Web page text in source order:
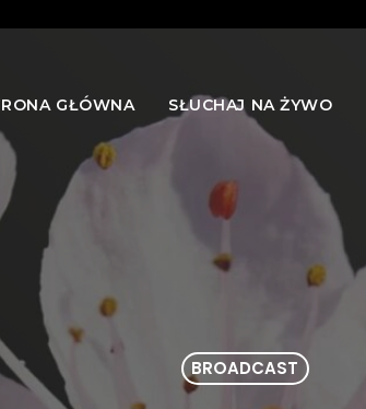
GŁÓWNA SŁUCHAJ NA ŻYWO
BROADCAST